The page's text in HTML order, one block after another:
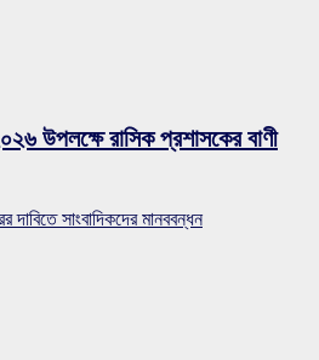
উপলক্ষে রাসিক প্রশাসকের বাণী
দাবিতে সাংবাদিকদের মানববন্ধন